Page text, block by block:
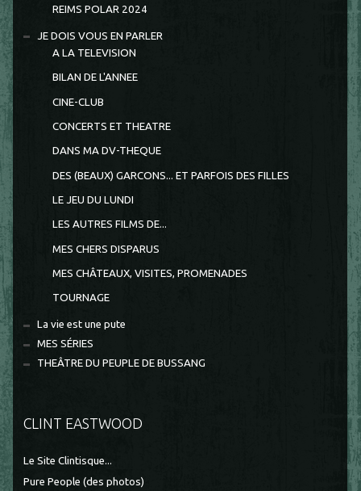
REIMS POLAR 2024
JE DOIS VOUS EN PARLER
A LA TELEVISION
BILAN DE L'ANNEE
CINE-CLUB
CONCERTS ET THEATRE
DANS MA DV-THEQUE
DES (BEAUX) GARCONS... ET PARFOIS DES FILLES
LE JEU DU LUNDI
LES AUTRES FILMS DE...
MES CHERS DISPARUS
MES CHÂTEAUX, VISITES, PROMENADES
TOURNAGE
La vie est une pute
MES SÉRIES
THEÂTRE DU PEUPLE DE BUSSANG
CLINT EASTWOOD
Le Site Clintisque...
Pure People (des photos)